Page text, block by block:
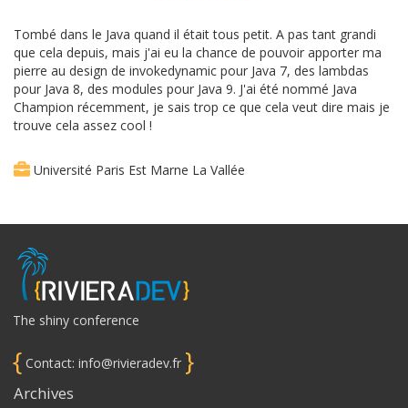
Tombé dans le Java quand il était tous petit. A pas tant grandi
que cela depuis, mais j'ai eu la chance de pouvoir apporter ma
pierre au design de invokedynamic pour Java 7, des lambdas
pour Java 8, des modules pour Java 9. J'ai été nommé Java
Champion récemment, je sais trop ce que cela veut dire mais je
trouve cela assez cool !
Université Paris Est Marne La Vallée
The shiny conference
{ Contact: info@rivieradev.fr }
Archives